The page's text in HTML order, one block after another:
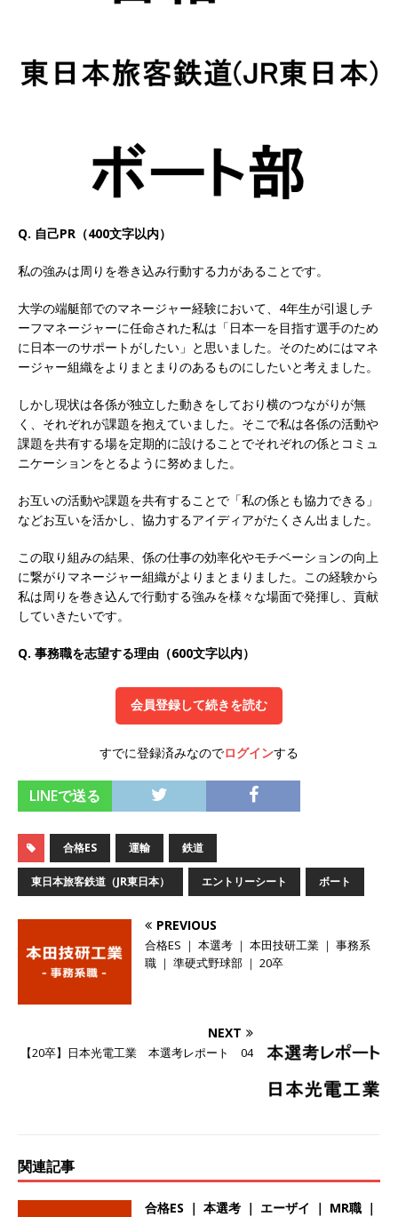
体育会積極採用企業
インターン!! 】 M&A仲介業 ｜ 入社2年目の参考
年収1,631万円 ｜ 設立以降連続売上増 ｜ 土日祝
完全休み ｜ プライム上場 ｜ M&A総合研究所
体育会積極採用企業
[ 2026年5月15日 ]
【 28卒 ｜ インターンシップ
グループ企業 ｜ 日本トップレベルの企業へ幅広
いコンサルを行う ｜ スタートアップの成長性×
500万スタート ｜ 土日祝休み ｜ 東京勤務 ｜ ク
オンツ・コンサルティング
体育会積極採用企
業
[ 2026年5月14日 ]
【 28卒 ｜ ES自動合格!! 】 文
50％以上の製品保有!! ｜ 一眼レフ大手メーカー
全てと取引する国内トップシェアのマグネシウム
均6ヶ月以上 ｜ ミツワ電機工業
用企業
[ 2026年5月14日 ]
【 28卒 】 NTTドコモグルー
プと電通グループの傘下 ｜ 初任給40万 ｜ 人よ
環境!! ｜ 日本で初めてインターネット広告事業を
始めたパイオニア企業 ｜ CARTA HOLDINGS
体育会積極採用企業
[ 2026年5月14日 ] 【 28卒 ｜ 体験型インターン
シップ 】スタンダード上場 ｜ 業界No.1 企業医
療機関向け広告・人材営業 ｜ 未経験からコンサ
体育会積極採用企業
【 28卒 ｜ 不動産・営業を知
年収1,000万も目指せる ｜ 年間休日120～125日
Q. 自己PR（400文字以内）
私の強みは周りを巻き込み行動する力があることです。
大学の端艇部でのマネージャー経験において、4年生が引退しチ
ーフマネージャーに任命された私は「日本一を目指す選手のため
に日本一のサポートがしたい」と思いました。そのためにはマネ
ージャー組織をよりまとまりのあるものにしたいと考えました。
しかし現状は各係が独立した動きをしており横のつながりが無
く、それぞれが課題を抱えていました。そこで私は各係の活動や
課題を共有する場を定期的に設けることでそれぞれの係とコミュ
ニケーションをとるように努めました。
お互いの活動や課題を共有することで「私の係とも協力できる」
などお互いを活かし、協力するアイディアがたくさん出ました。
この取り組みの結果、係の仕事の効率化やモチベーションの向上
に繋がりマネージャー組織がよりまとまりました。この経験から
私は周りを巻き込んで行動する強みを様々な場面で発揮し、貢献
していきたいです。
Q. 事務職を志望する理由（600文字以内）
会員登録して続きを読む
すでに登録済みなのでログインする
LINEで送る
合格ES 運輸 鉄道
東日本旅客鉄道（JR東日本） エントリーシート ボート
PREVIOUS
合格ES ｜ 本選考 ｜ 本田技研工業 ｜ 事務系
職 ｜ 準硬式野球部 ｜ 20卒
NEXT
【20卒】日本光電工業 本選考レポート 04
関連記事
合格ES ｜ 本選考 ｜ エーザイ ｜ MR職 ｜